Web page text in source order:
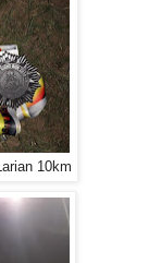
10km